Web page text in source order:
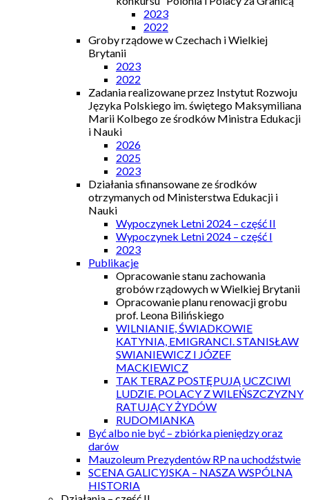
2023
2022
Groby rządowe w Czechach i Wielkiej
Brytanii
2023
2022
Zadania realizowane przez Instytut Rozwoju
Języka Polskiego im. świętego Maksymiliana
Marii Kolbego ze środków Ministra Edukacji
i Nauki
2026
2025
2023
Działania sfinansowane ze środków
otrzymanych od Ministerstwa Edukacji i
Nauki
Wypoczynek Letni 2024 – część II
Wypoczynek Letni 2024 – część I
2023
Publikacje
Opracowanie stanu zachowania
grobów rządowych w Wielkiej Brytanii
Opracowanie planu renowacji grobu
prof. Leona Bilińskiego
WILNIANIE, ŚWIADKOWIE
KATYNIA, EMIGRANCI. STANISŁAW
SWIANIEWICZ I JÓZEF
MACKIEWICZ
TAK TERAZ POSTĘPUJĄ UCZCIWI
LUDZIE. POLACY Z WILEŃSZCZYZNY
RATUJĄCY ŻYDÓW
RUDOMIANKA
Być albo nie być – zbiórka pieniędzy oraz
darów
Mauzoleum Prezydentów RP na uchodźstwie
SCENA GALICYJSKA – NASZA WSPÓLNA
HISTORIA